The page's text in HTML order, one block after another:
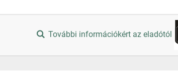
További információkért az eladótól